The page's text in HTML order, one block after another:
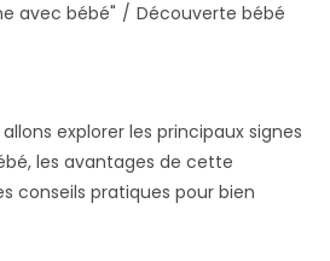
avec bébé" / Découverte bébé
explorer les principaux signes
les avantages de cette
conseils pratiques pour bien